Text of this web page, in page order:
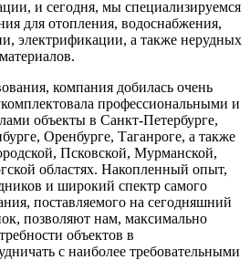
и сегодня, мы специализируемся
для отопления, водоснабжения,
электрификации, а также нерудных
компания добилась очень
профессиональными и
объекты в Санкт-Петербурге,
Оренбурге, Таганроге, а также
Псковской, Мурманской,
областях. Накопленный опыт,
и широкий спектр самого
поставляемого на сегодняшний
позволяют нам, максимально
объектов в
с наиболее требовательными